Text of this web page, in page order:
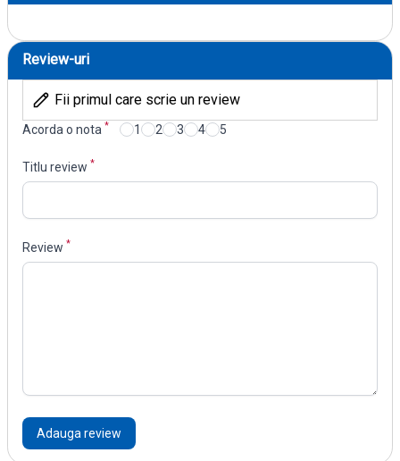
Review-uri
Fii primul care scrie un review
Acorda o nota * 1 2 3 4 5
Titlu review *
Review *
Adauga review